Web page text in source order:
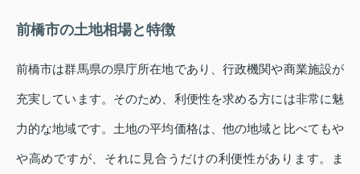
前橋市の土地相場と特徴
前橋市は群馬県の県庁所在地であり、行政機関や商業施設が
充実しています。そのため、利便性を求める方には非常に魅
力的な地域です。土地の平均価格は、他の地域と比べてもや
や高めですが、それに見合うだけの利便性があります。ま